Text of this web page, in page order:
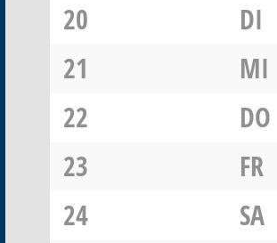
20
DI
21
MI
22
DO
23
FR
24
SA